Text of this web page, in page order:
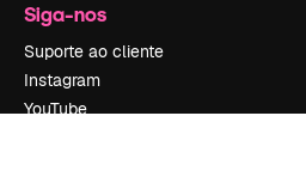
Siga-nos
Suporte ao cliente
Instagram
YouTube